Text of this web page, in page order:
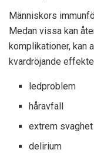
Människors
Medan vissa kan
komplikationer, kan
kvardröjande
ledproblem
håravfall
extrem
delirium